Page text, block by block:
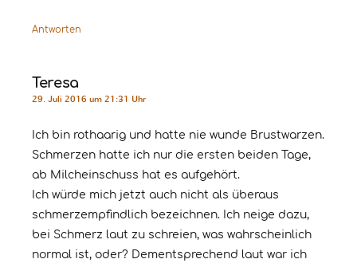
Antworten
Teresa
29. Juli 2016 um 21:31 Uhr
Ich bin rothaarig und hatte nie wunde Brustwarzen.
Schmerzen hatte ich nur die ersten beiden Tage,
ab Milcheinschuss hat es aufgehört.
Ich würde mich jetzt auch nicht als überaus
schmerzempfindlich bezeichnen. Ich neige dazu,
bei Schmerz laut zu schreien, was wahrscheinlich
normal ist, oder? Dementsprechend laut war ich